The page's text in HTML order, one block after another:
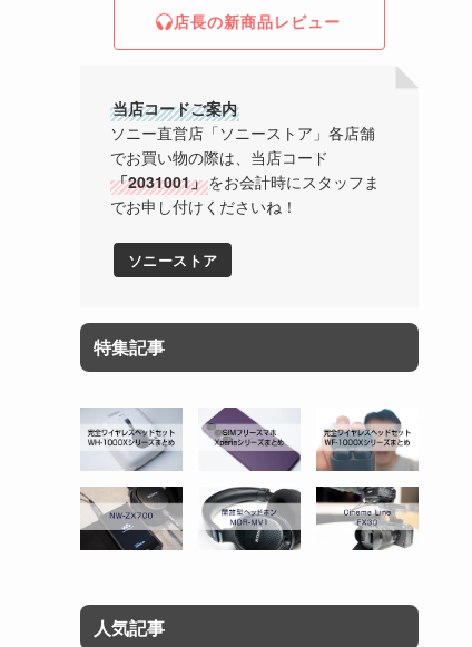
店長の新商品レビュー
当店コードご案内
ソニー直営店「ソニーストア」各店舗
でお買い物の際は、当店コード
「2031001」をお会計時にスタッフま
でお申し付けくださいね！
ソニーストア
特集記事
人気記事